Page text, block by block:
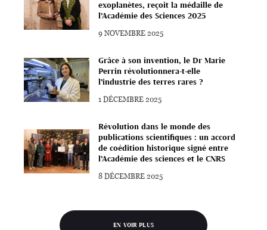
exoplanètes, reçoit la médaille de
l’Académie des Sciences 2025
9 NOVEMBRE 2025
Grâce à son invention, le Dr Marie
Perrin révolutionnera-t-elle
l’industrie des terres rares ?
1 DÉCEMBRE 2025
Révolution dans le monde des
publications scientifiques : un accord
de coédition historique signé entre
l’Académie des sciences et le CNRS
8 DÉCEMBRE 2025
EN VOIR PLUS